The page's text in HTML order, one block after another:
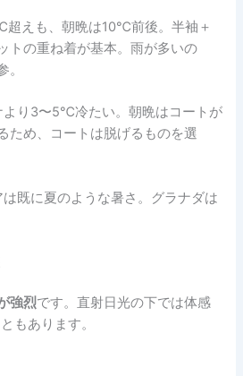
えも、朝晩は10℃前後。半袖＋
トの重ね着が基本。雨が多いの
。
より3〜5℃冷たい。朝晩はコートが
ため、コートは脱げるものを選
は既に夏のような暑さ。グラナダは
強烈です。直射日光の下では体感
もあります。